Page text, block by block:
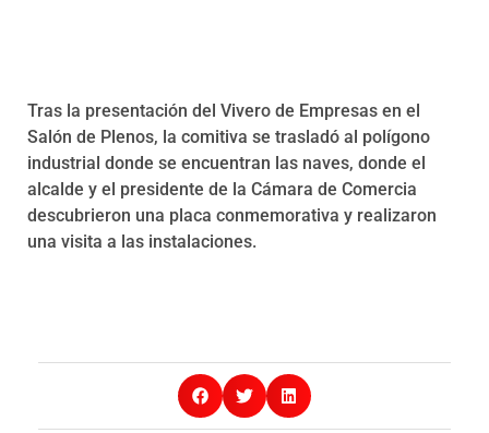
Tras la presentación del Vivero de Empresas en el
Salón de Plenos, la comitiva se trasladó al polígono
industrial donde se encuentran las naves, donde el
alcalde y el presidente de la Cámara de Comercia
descubrieron una placa conmemorativa y realizaron
una visita a las instalaciones.